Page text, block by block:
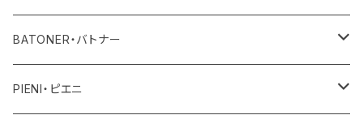
ワンピース・オールインワン
その他
ネックレス
ピアス
BATONER・バトナー
ニット
PIENI・ピエニ